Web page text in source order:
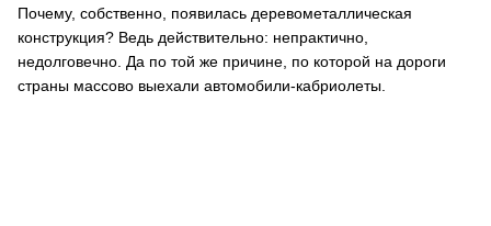
Почему, собственно, появилась деревометаллическая
конструкция? Ведь действительно: непрактично,
недолговечно. Да по той же причине, по которой на дороги
страны массово выехали автомобили-кабриолеты.